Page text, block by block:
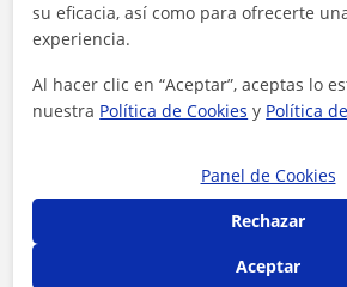
su eficacia, así como para ofrecerte
experiencia.
Al hacer clic en “Aceptar”, aceptas lo
nuestra Política de Cookies y Política
Panel de Cookies
Rechazar
Aceptar